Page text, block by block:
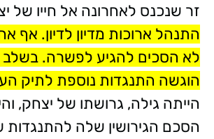
זר שנכנס לאחרונה אל חייו של
התנהל ארוכות מדיון לדיון. אף
לא הסכים להגיע לפשרה. בשלב
הוגשה התנגדות נוספת לתיק
הייתה גילה, גרושתו של יצחק,
הסכם הגירושין שלה